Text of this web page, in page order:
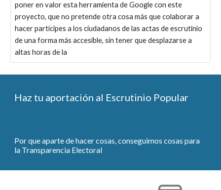
poner en valor esta herramienta de Google con este
proyecto, que no pretende otra cosa más que colaborar a
hacer partícipes a los ciudadanos de las actas de escrutinio
de una forma más accesible, sin tener que desplazarse a
altas horas de la
Haz tu aportación al Escrutinio Popular
Por que aparte de hacer cosas, conseguimos cosas para
la Transparencia Electoral